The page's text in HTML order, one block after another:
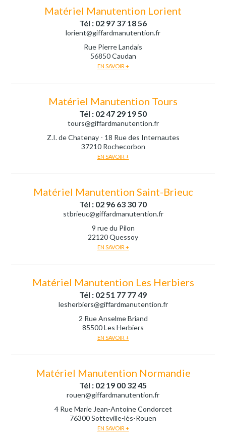
Matériel Manutention Lorient
Tél : 02 97 37 18 56
lorient@giffardmanutention.fr
Rue Pierre Landais
56850 Caudan
EN SAVOIR +
Matériel Manutention Tours
Tél : 02 47 29 19 50
tours@giffardmanutention.fr
Z.I. de Chatenay - 18 Rue des Internautes
37210 Rochecorbon
EN SAVOIR +
Matériel Manutention Saint-Brieuc
Tél : 02 96 63 30 70
stbrieuc@giffardmanutention.fr
9 rue du Pilon
22120 Quessoy
EN SAVOIR +
Matériel Manutention Les Herbiers
Tél : 02 51 77 77 49
lesherbiers@giffardmanutention.fr
2 Rue Anselme Briand
85500 Les Herbiers
EN SAVOIR +
Matériel Manutention Normandie
Tél : 02 19 00 32 45
rouen@giffardmanutention.fr
4 Rue Marie Jean-Antoine Condorcet
76300 Sotteville-lès-Rouen
EN SAVOIR +